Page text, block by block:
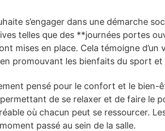
s’engager dans une démarche
telles que des **journées portes
mises en place. Cela témoigne d’un
promouvant les bienfaits du sport et
pensé pour le confort et le bien-
de se relaxer et de faire le
où chacun peut se ressourcer.
passé au sein de la salle.